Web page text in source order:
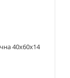
40x60х14